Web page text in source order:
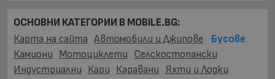
ОСНОВНИ КАТЕГОРИИ В MOBILE.BG:
Карта на сайта Автомобили и Джипове
Бусове
Камиони Мотоциклети Селскостопански
Индустриални Кари Каравани Яхти и Лодки